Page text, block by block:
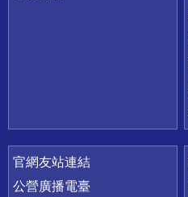
官網友站連結
公營廣播電臺